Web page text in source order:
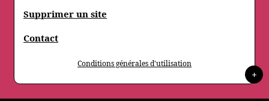
Supprimer un site
Contact
Conditions générales d'utilisation
+